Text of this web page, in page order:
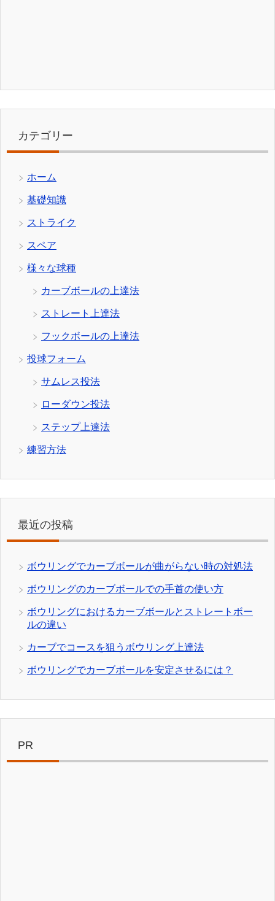
カテゴリー
ホーム
基礎知識
ストライク
スペア
様々な球種
カーブボールの上達法
ストレート上達法
フックボールの上達法
投球フォーム
サムレス投法
ローダウン投法
ステップ上達法
練習方法
最近の投稿
ボウリングでカーブボールが曲がらない時の対処法
ボウリングのカーブボールでの手首の使い方
ボウリングにおけるカーブボールとストレートボー
ルの違い
カーブでコースを狙うボウリング上達法
ボウリングでカーブボールを安定させるには？
PR